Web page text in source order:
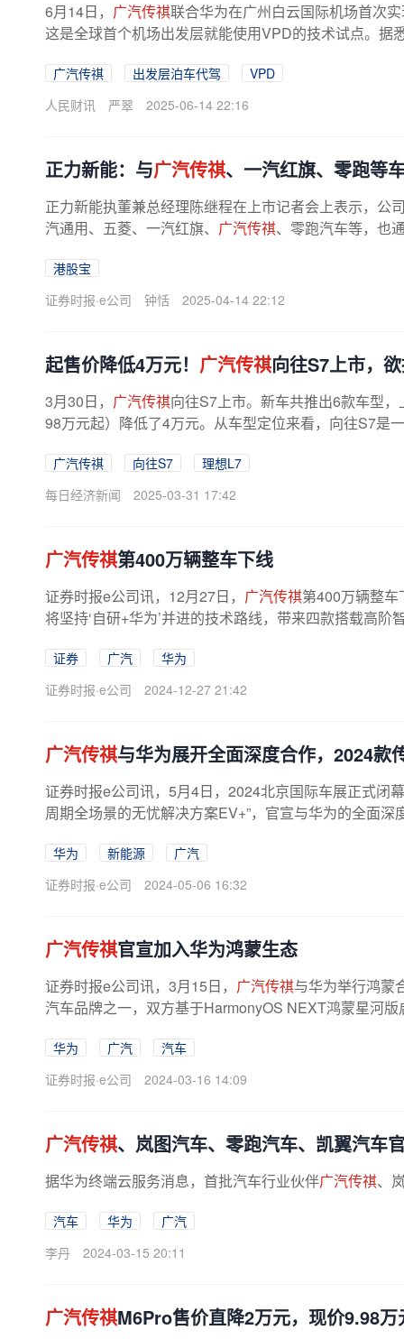
6月14日， 广汽传祺联合华为在广州白云国际机场首次
这是全球首个机场出发层就能使用VPD的技术试点。据
广汽传祺 出发层泊车代驾
VPD
人民财讯
严翠 2025-06-14 22:16
正力新能：与广汽传祺、一汽红旗、零跑等
正力新能执董兼总经理陈继程在上市记者会上表示，公
汽通用、五菱、一汽红旗、 广汽传祺、零跑汽车等，也
港股宝
证券时报·e公司
钟恬 2025-04-14 22:12
起售价降低4万元！ 广汽传祺向往S7上市，
3月30日， 广汽传祺向往S7上市。新车共推出6款车型
98万元起）降低了4万元。从车型定位来看，向往S7是
广汽传祺 向往S7
理想L7
每日经济新闻
2025-03-31 17:42
广汽传祺第400万辆整车下线
证券时报e公司讯，12月27日， 广汽传祺第400万辆整车
将坚持‘自研+华为’并进的技术路线，带来四款搭载高阶
证券 广汽
华为
证券时报·e公司
2024-12-27 21:42
广汽传祺与华为展开全面深度合作，2024款
证券时报e公司讯，5月4日，2024北京国际车展正式闭
周期全场景的无忧解决方案EV+”，官宣与华为的全面
华为 新能源
广汽
证券时报·e公司
2024-05-06 16:32
广汽传祺官宣加入华为鸿蒙生态
证券时报e公司讯，3月15日， 广汽传祺与华为举行鸿蒙
汽车品牌之一，双方基于HarmonyOS NEXT鸿蒙星河
华为 广汽
汽车
证券时报·e公司
2024-03-16 14:09
广汽传祺、岚图汽车、零跑汽车、凯翼汽车
据华为终端云服务消息，首批汽车行业伙伴广汽传祺、
汽车 华为
广汽
李丹
2024-03-15 20:11
广汽传祺M6Pro售价直降2万元，现价9.98万